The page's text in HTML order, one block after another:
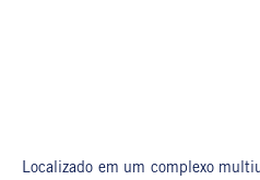
Localizado em um complexo